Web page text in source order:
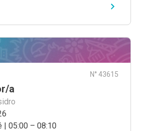
N° 43615
a
| 05:00 – 08:10